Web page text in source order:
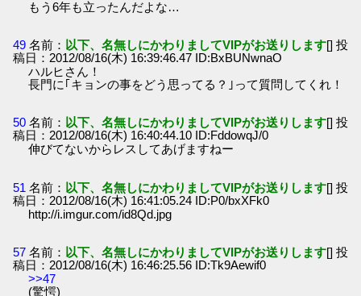
もう6年も立ったんだよな…
49 名前： 以下、名無しにかわりましてVIPがお送りします[] 投
稿日：2012/08/16(木) 16:39:46.47 ID:BxBUNwnaO
ハルヒさん！
長門に｢キョンの事をどう思ってる？｣って質問してくれ！
50 名前： 以下、名無しにかわりましてVIPがお送りします[] 投
稿日：2012/08/16(木) 16:40:44.10 ID:FddowqJ/0
伸びてないからレスしてあげますねー
51 名前： 以下、名無しにかわりましてVIPがお送りします[] 投
稿日：2012/08/16(木) 16:41:05.24 ID:P0/bxXFk0
http://i.imgur.com/id8Qd.jpg
57 名前： 以下、名無しにかわりましてVIPがお送りします[] 投
稿日：2012/08/16(木) 16:46:25.56 ID:Tk9Aewif0
>>47
(驚愕)